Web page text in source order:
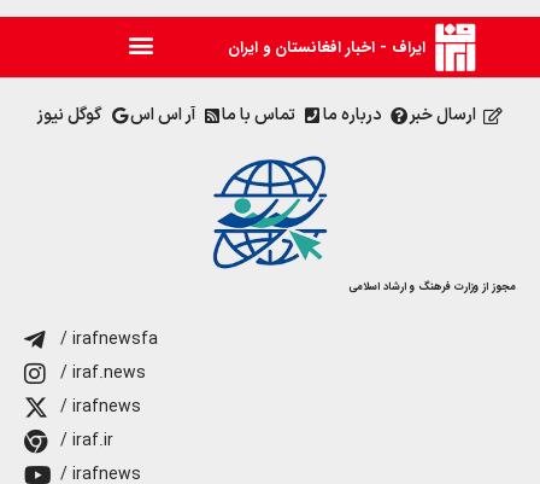
ایراف - اخبار افغانستان و ایران
ارسال خبر درباره ما تماس با ما آر اس اس گوگل نیوز
مجوز از وزارت فرهنگ و ارشاد اسلامی
/ irafnewsfa
/ iraf.news
/ irafnews
/ iraf.ir
/ irafnews